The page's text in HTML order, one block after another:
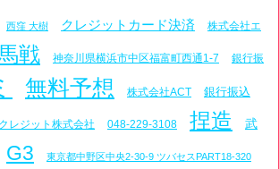
西窪 大樹 クレジットカード決済 株式会社エ
戦 神奈川県横浜市中区福富町西通1-7 銀行振
無料予想 株式会社ACT 銀行振込
レジット株式会社 048-229-3108 捏造 武
G3 東京都中野区中央2-30-9 ツバセスPART18-320